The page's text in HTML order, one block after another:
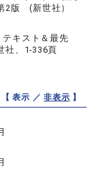
2版 (新世社）
テキスト＆最先
社、1-336頁
【 表示 ／非表示 】